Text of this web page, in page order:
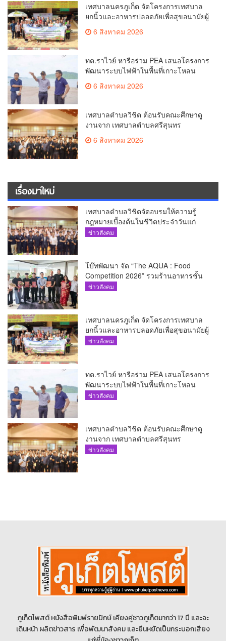
เทศบาลนครภูเก็ต จัดโครงการเทศบาล
ยกนิ้วและอาหารปลอดภัยเพื่อสุขอนามัยผู้
6 สิงหาคม 2026
ทต.ราไวย์ หารือร่วม PEA เสนอโครงการ
พัฒนาระบบไฟฟ้าในพื้นที่เกาะโหลน
6 สิงหาคม 2026
เทศบาลตำบลวิชิต ต้อนรับคณะศึกษาดู
งานจาก เทศบาลตำบลศรีสุนทร
6 สิงหาคม 2026
เรื่องมาใหม่
เทศบาลตำบลวิชิตจัดอบรมให้ความรู้
กฎหมายเบื้องต้นในชีวิตประจำวันแก่
เยาวชน
ข่าวสังคม
โบ๊ทพัฒนา จัด “The AQUA : Food
Competition 2026” รวมร้านอาหารชั้น
นำของ The Shopps at The AQUA ชู
ข่าวสังคม
เทศบาลนครภูเก็ต จัดโครงการเทศบาล
ยกนิ้วและอาหารปลอดภัยเพื่อสุขอนามัยผู้
บริโภค
ข่าวสังคม
ทต.ราไวย์ หารือร่วม PEA เสนอโครงการ
พัฒนาระบบไฟฟ้าในพื้นที่เกาะโหลน
ข่าวสังคม
เทศบาลตำบลวิชิต ต้อนรับคณะศึกษาดู
งานจาก เทศบาลตำบลศรีสุนทร
ข่าวสังคม
ภูเก็ตโพสต์ หนังสือพิมพ์รายปักษ์ เคียงคู่ชาวภูเก็ตมากว่า 17 ปี และจะ
เดินหน้า ผลิตข่าวสาร เพื่อพัฒนาสังคม และยืนหยัดเป็นกระบอกเสียง